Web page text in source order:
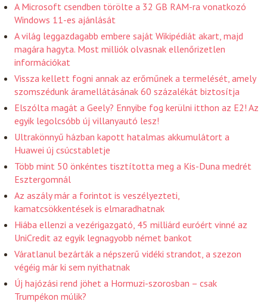
A Microsoft csendben törölte a 32 GB RAM-ra vonatkozó
Windows 11-es ajánlását
A világ leggazdagabb embere saját Wikipédiát akart, majd
magára hagyta. Most milliók olvasnak ellenőrizetlen
információkat
Vissza kellett fogni annak az erőműnek a termelését, amely
szomszédunk áramellátásának 60 százalékát biztosítja
Elszólta magát a Geely? Ennyibe fog kerülni itthon az E2! Az
egyik legolcsóbb új villanyautó lesz!
Ultrakönnyű házban kapott hatalmas akkumulátort a
Huawei új csúcstabletje
Több mint 50 önkéntes tisztította meg a Kis-Duna medrét
Esztergomnál
Az aszály már a forintot is veszélyezteti,
kamatcsökkentések is elmaradhatnak
Hiába ellenzi a vezérigazgató, 45 milliárd euróért vinné az
UniCredit az egyik legnagyobb német bankot
Váratlanul bezárták a népszerű vidéki strandot, a szezon
végéig már ki sem nyithatnak
Új hajózási rend jöhet a Hormuzi-szorosban – csak
Trumpékon múlik?